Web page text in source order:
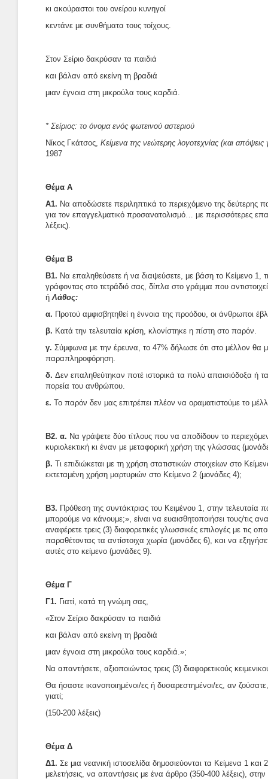
κι ακούραστοι του ονείρου κυνηγοί
κεντάνε με συνθήματα τους τοίχους.
Στον Σείριο δακρύσαν τα παιδιά
και βάλαν από εκείνη τη βραδιά
μιαν έγνοια στη μικρούλα τους καρδιά.
* Σείριος: το όνομα ενός φωτεινού αστεριού
Νίκος Γκάτσος, Κείμενα της νεώτερης λογοτεχνίας (και απόψεις
1987
Θέμα Α
Α1. Να αποδώσετε περιληπτικά το περιεχόμενο της δεύτερης
για τον επαγγελματικό προσανατολισμό… με περισσότερες
λέξεις).
Θέμα Β
Β1. Να επαληθεύσετε ή να διαψεύσετε, με βάση το Κείμενο 1,
γράφοντας στο τετράδιό σας, δίπλα στο γράμμα που
ήΛάθος:
α. Προτού αμφισβητηθεί η έννοια της προόδου, οι άνθρωποι
β. Κατά την τελευταία κρίση, κλονίστηκε η πίστη στο παρόν.
γ. Σύμφωνα με την έρευνα, το 47% δήλωσε ότι στο μέλλον θα
παραπληροφόρηση.
δ. Δεν επαληθεύτηκαν ποτέ ιστορικά τα πολύ απαισιόδοξα ή
πορεία του ανθρώπου.
ε. Το παρόν δεν μας επιτρέπει πλέον να οραματιστούμε το
Β2. α. Να γράψετε δύο τίτλους που να αποδίδουν το
κυριολεκτική κι έναν με μεταφορική χρήση της γλώσσας
β. Τι επιδιώκεται με τη χρήση στατιστικών στοιχείων στο
εκτεταμένη χρήση μαρτυριών στο Κείμενο 2 (μονάδες 4);
Β3. Πρόθεση της συντάκτριας του Κειμένου 1, στην
μπορούμε να κάνουμε;», είναι να ευαισθητοποιήσει τους/τις
αναφέρετε τρεις (3) διαφορετικές γλωσσικές επιλογές με τις
παραθέτοντας τα αντίστοιχα χωρία (μονάδες 6), και να
αυτές στο κείμενο (μονάδες 9).
Θέμα Γ
Γ1. Γιατί, κατά τη γνώμη σας,
«Στον Σείριο δακρύσαν τα παιδιά
και βάλαν από εκείνη τη βραδιά
μιαν έγνοια στη μικρούλα τους καρδιά.»;
Να απαντήσετε, αξιοποιώντας τρεις (3) διαφορετικούς
Θα ήσαστε ικανοποιημένοι/ες ή δυσαρεστημένοι/ες, αν
γιατί;
(150-200 λέξεις)
Θέμα Δ
Δ1. Σε μια νεανική ιστοσελίδα δημοσιεύονται τα Κείμενα 1 και
μελετήσεις, να απαντήσεις με ένα άρθρο (350-400 λέξεις),